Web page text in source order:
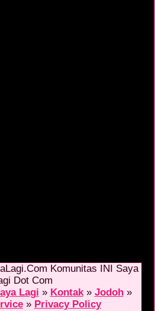
Komunitas INI Saya
Dot Com
Lagi » Kontak» Jodoh»
» Privacy Policy